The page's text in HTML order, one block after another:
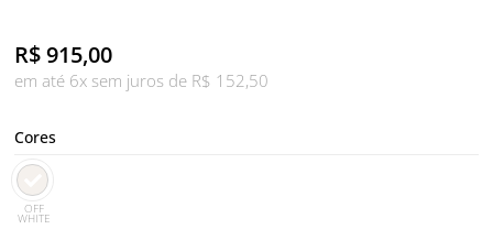
R$915,00
em até 6x sem juros de R$ 152,50
Cores
OFF
WHITE